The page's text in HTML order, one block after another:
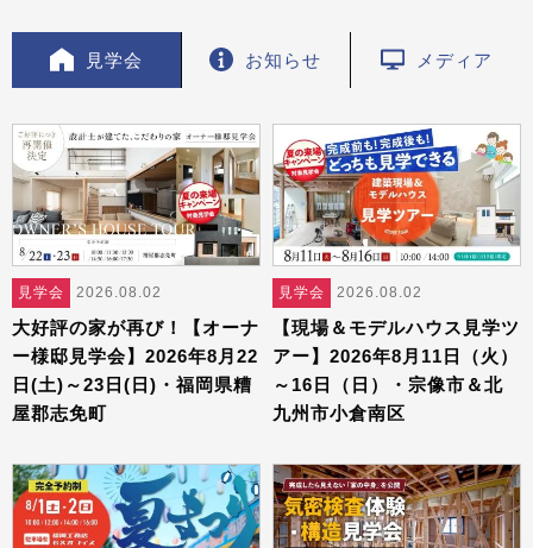
見学会 お知らせ メディア
見学会 2026.08.02
大好評の家が再び！【オーナ
ー様邸見学会】2026年8月22
日(土)～23日(日)・福岡県糟
屋郡志免町
見学会 2026.08.02
【現場＆モデルハウス見学ツ
アー】2026年8月11日（火）
～16日（日）・宗像市＆北
九州市小倉南区